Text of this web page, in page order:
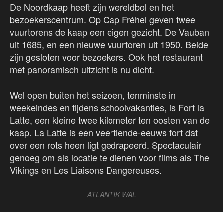
De Noordkaap heeft zijn wereldbol en het
bezoekerscentrum. Op Cap Fréhel geven twee
vuurtorens de kaap een eigen gezicht. De Vauban
uit 1685, en een nieuwe vuurtoren uit 1950. Beide
zijn gesloten voor bezoekers. Ook het restaurant
met panoramisch uitzicht is nu dicht.
Wel open buiten het seizoen, tenminste in
weekeindes en tijdens schoolvakanties, is Fort la
Latte, een kleine twee kilometer ten oosten van de
kaap. La Latte is een veertiende-eeuws fort dat
over een rots heen ligt gedrapeerd. Spectaculair
genoeg om als locatie te dienen voor films als The
Vikings en Les Liaisons Dangereuses.
ATLANTIK WAL